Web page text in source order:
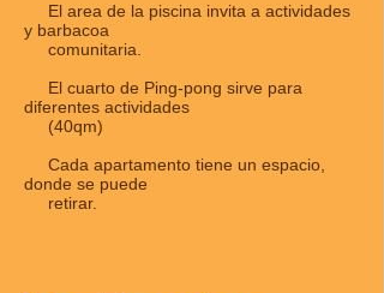
El area de la piscina invita a actividades
y barbacoa
comunitaria.
El cuarto de Ping-pong sirve para
diferentes actividades
(40qm)
Cada apartamento tiene un espacio,
donde se puede
retirar.